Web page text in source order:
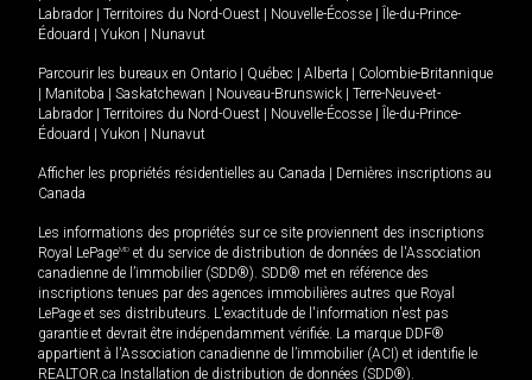
Labrador
Territoires du Nord-Ouest Nouvelle-Écosse
Île-du-Prince-
Édouard
Yukon Nunavut
Parcourir les bureaux en Ontario Québec Alberta
Colombie-Britannique
Manitoba Saskatchewan Nouveau-Brunswick
Terre-Neuve-et-
Labrador
Territoires du Nord-Ouest Nouvelle-Écosse
Île-du-Prince-
Édouard
Yukon Nunavut
Afficher les propriétés résidentielles au Canada
Dernières inscriptions au
Canada
Les informations des propriétés sur ce site proviennent des inscriptions
Royal LePageMD et du service de distribution de données de l'Association
canadienne de l’immobilier (SDD®). SDD® met en référence des
inscriptions tenues par des agences immobilières autres que Royal
LePage et ses distributeurs. L'exactitude de l'information n'est pas
garantie et devrait être indépendamment vérifiée. La marque DDF®
appartient à l'Association canadienne de l’immobilier (ACI) et identifie le
REALTOR.ca Installation de distribution de données (SDD®).